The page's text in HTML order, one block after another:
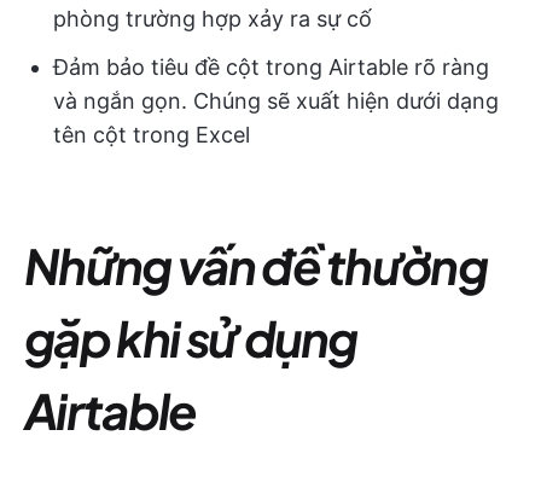
phòng trường hợp xảy ra sự cố
Đảm bảo tiêu đề cột trong Airtable rõ ràng
và ngắn gọn. Chúng sẽ xuất hiện dưới dạng
tên cột trong Excel
Những vấn đề thường
gặp khi sử dụng
Airtable